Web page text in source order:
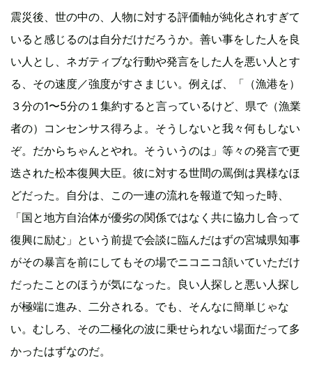
震災後、世の中の、人物に対する評価軸が純化されすぎて
いると感じるのは自分だけだろうか。善い事をした人を良
い人とし、ネガティブな行動や発言をした人を悪い人とす
る、その速度／強度がすさまじい。例えば、「（漁港を）
３分の1〜5分の１集約すると言っているけど、県で（漁業
者の）コンセンサス得ろよ。そうしないと我々何もしない
ぞ。だからちゃんとやれ。そういうのは」等々の発言で更
迭された松本復興大臣。彼に対する世間の罵倒は異様なほ
どだった。自分は、この一連の流れを報道で知った時、
「国と地方自治体が優劣の関係ではなく共に協力し合って
復興に励む」という前提で会談に臨んだはずの宮城県知事
がその暴言を前にしてもその場でニコニコ頷いていただけ
だったことのほうが気になった。良い人探しと悪い人探し
が極端に進み、二分される。でも、そんなに簡単じゃな
い。むしろ、その二極化の波に乗せられない場面だって多
かったはずなのだ。